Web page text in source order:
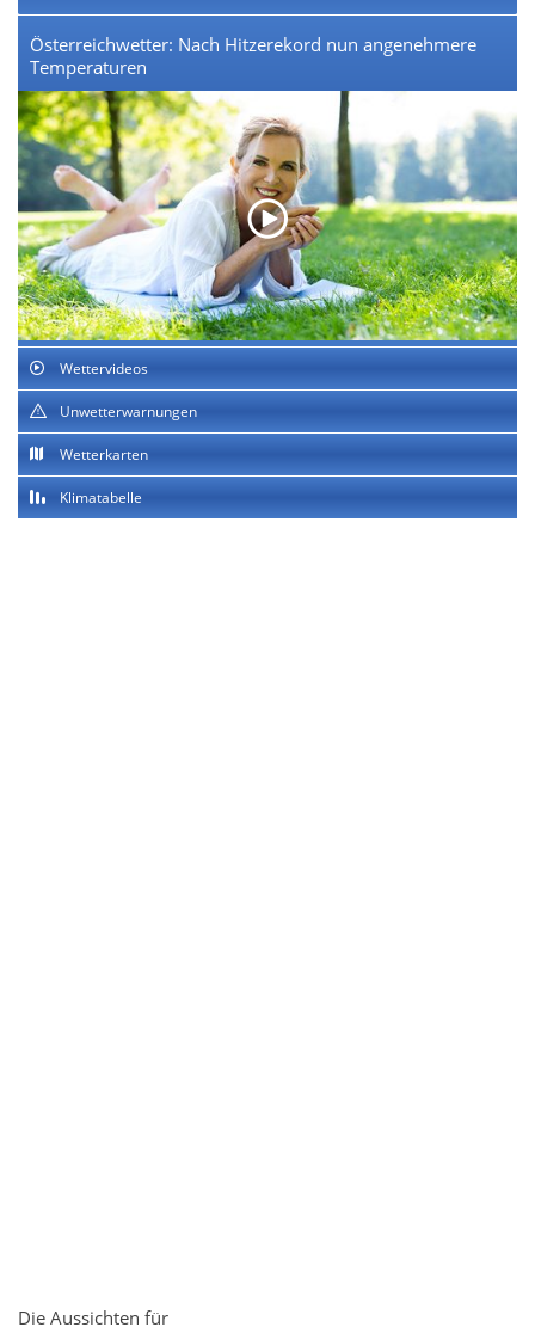
Österreichwetter: Nach Hitzerekord nun angenehmere
Temperaturen
Wettervideos
Unwetterwarnungen
Wetterkarten
Klimatabelle
Die Aussichten für